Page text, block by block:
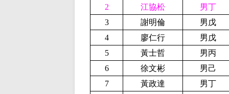
2
江協松
男丁
3
謝明倫
男戊
4
廖仁行
男戊
5
黃士哲
男丙
6
徐文彬
男己
7
黃政達
男丁